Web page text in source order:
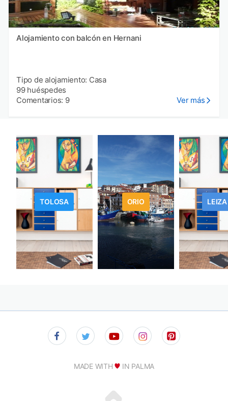
Alojamiento con balcón en Hernani
Tipo de alojamiento: Casa
99 huéspedes
Comentarios: 9
Ver más
TOLOSA ORIO LEIZA
MADE WITH IN PALMA